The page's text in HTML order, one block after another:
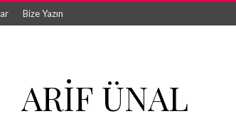
Bize Yazın
ARIF ÜNAL